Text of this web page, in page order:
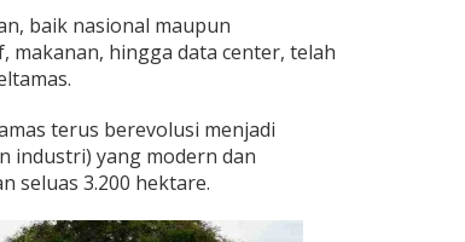
baik nasional maupun
hingga data center, telah
terus berevolusi menjadi
industri) yang modern dan
seluas 3.200 hektare.